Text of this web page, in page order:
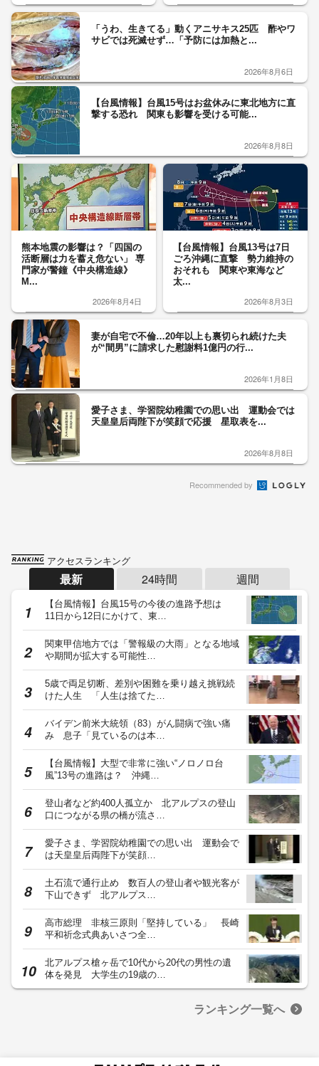
「うわ、生きてる」動くアニサキス25匹 酢やワ
サビでは死滅せず…「予防には加熱と...
2026年8月6日
【台風情報】台風15号はお盆休みに東北地方に直
撃する恐れ 関東も影響を受ける可能...
2026年8月8日
熊本地震の影響は？「四国の
活断層は力を蓄え危ない」 専
門家が警鐘《中央構造線》
M...
2026年8月4日
【台風情報】台風13号は7日
ごろ沖縄に直撃 勢力維持の
おそれも 関東や東海など
太...
2026年8月3日
妻が自宅で不倫…20年以上も裏切られ続けた夫
が“間男”に請求した慰謝料1億円の行...
2026年1月8日
愛子さま、学習院幼稚園での思い出 運動会では
天皇皇后両陛下が笑顔で応援 星取表を...
2026年8月8日
Recommended by
アクセスランキング
最新 24時間 週間
【台風情報】台風15号の今後の進路予想は
11日から12日にかけて、東…
関東甲信地方では「警報級の大雨」となる地域
や期間が拡大する可能性…
5歳で両足切断、差別や困難を乗り越え挑戦続
けた人生 「人生は捨てた…
バイデン前米大統領（83）がん闘病で強い痛
み 息子「見ているのは本…
【台風情報】大型で非常に強い“ノロノロ台
風”13号の進路は？ 沖縄…
登山者など約400人孤立か 北アルプスの登山
口につながる県の橋が流さ…
愛子さま、学習院幼稚園での思い出 運動会で
は天皇皇后両陛下が笑顔…
土石流で通行止め 数百人の登山者や観光客が
下山できず 北アルプス…
高市総理 非核三原則「堅持している」 長崎
平和祈念式典あいさつ全…
北アルプス槍ヶ岳で10代から20代の男性の遺
体を発見 大学生の19歳の…
ランキング一覧へ